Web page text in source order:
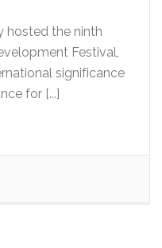
hosted the ninth
Festival,
significance
for [...]